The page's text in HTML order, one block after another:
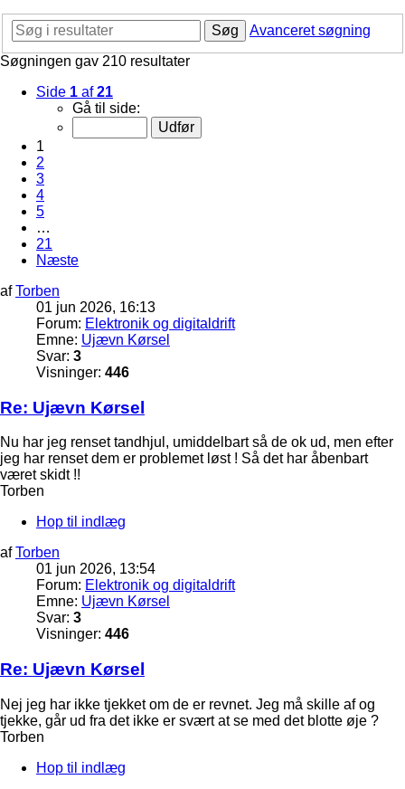
Søg
Avanceret søgning
Søgningen gav 210 resultater
Side 1 af21
Gå til side:
1
2
3
4
5
…
21
Næste
afTorben
01 jun 2026, 16:13
Forum: Elektronik og digitaldrift
Emne: Ujævn Kørsel
Svar: 3
Visninger: 446
Re: Ujævn Kørsel
Nu har jeg renset tandhjul, umiddelbart så de ok ud, men efter
jeg har renset dem er problemet løst ! Så det har åbenbart
været skidt !!
Torben
Hop til indlæg
afTorben
01 jun 2026, 13:54
Forum: Elektronik og digitaldrift
Emne: Ujævn Kørsel
Svar: 3
Visninger: 446
Re: Ujævn Kørsel
Nej jeg har ikke tjekket om de er revnet. Jeg må skille af og
tjekke, går ud fra det ikke er svært at se med det blotte øje ?
Torben
Hop til indlæg